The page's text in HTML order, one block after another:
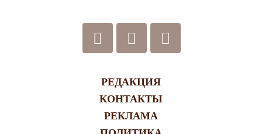
РЕДАКЦИЯ
КОНТАКТЫ
РЕКЛАМА